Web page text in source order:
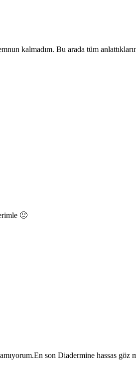
kalmadım. Bu arada tüm
🙂
son Diadermine hassas göz